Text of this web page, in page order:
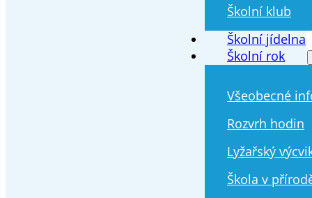
Školní klub
Školní jídelna
Školní rok
Všeobecné
Rozvrh hodin
Lyžařský
Škola v